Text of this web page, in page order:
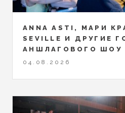
ANNA ASTI, МАРИ
SEVILLE И ДРУГИЕ
АНШЛАГОВОГО ШОУ
04.08.2026